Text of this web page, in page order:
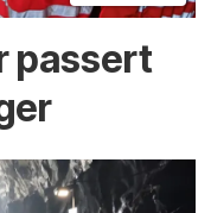
passert